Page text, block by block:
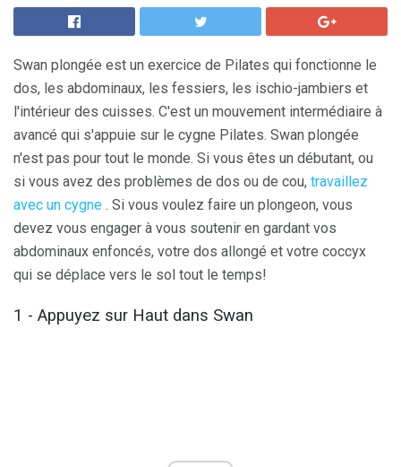
Swan plongée est un exercice de Pilates qui fonctionne le
dos, les abdominaux, les fessiers, les ischio-jambiers et
l'intérieur des cuisses. C'est un mouvement intermédiaire à
avancé qui s'appuie sur le cygne Pilates. Swan plongée
n'est pas pour tout le monde. Si vous êtes un débutant, ou
si vous avez des problèmes de dos ou de cou, travaillez
avec un cygne . Si vous voulez faire un plongeon, vous
devez vous engager à vous soutenir en gardant vos
abdominaux enfoncés, votre dos allongé et votre coccyx
qui se déplace vers le sol tout le temps!
1 - Appuyez sur Haut dans Swan